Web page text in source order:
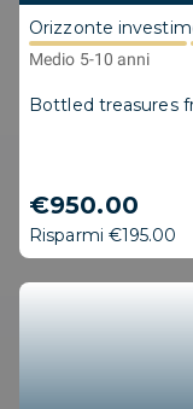
Orizzonte
Medio 5-10 anni
Bottled treasures
€950.00
Risparmi €195.00